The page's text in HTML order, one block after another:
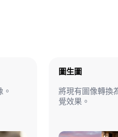
圖生圖
將現有圖像轉換
覺效果。